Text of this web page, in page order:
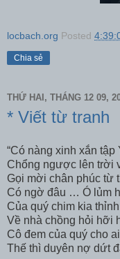
locbach.org Posted
Chia sẻ
THỨ HAI, THÁNG 12 09,
* Viết từ tranh
“Có nàng xinh xắn tập
Chổng ngược lên trời
Gọi mời chân phúc
Có ngờ đâu … Ó lủm
Của quý chim kia
Về nhà chồng hỏi hỡi
Cô đem của quý cho
Thế thì duyên nợ dứt